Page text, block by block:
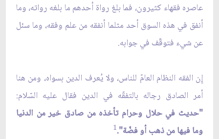
عاصره فقهاء كثيرون، فما بلغ رواة أحدهم ما بلغه رواته، وما
أنفق في هذه السوق أحد مثلما أنفقه من علم وفقه، وما سئل
عن شيء فتوقّف في جوابه.
إِن الفقه النظام العامّ للناس، ولا يُعرف الدين بسواه، ومن هنا
أمر الصادق رجاله بالتفقّه في الدين فقال عليه السّلام:
"حديث في حلال وحرام تأخذه من صادق خير من الدنيا
وما فيها من ذهب أو فضّة".1